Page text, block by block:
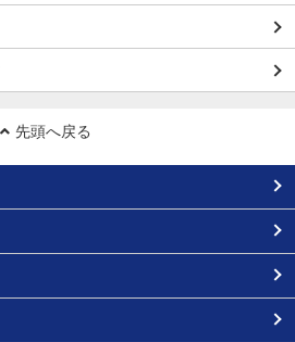
先頭へ戻る